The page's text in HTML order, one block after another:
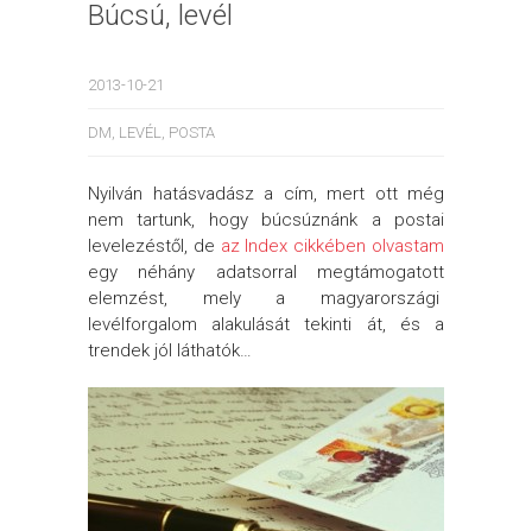
Búcsú, levél
2013-10-21
DM LEVÉL POSTA
Nyilván hatásvadász a cím, mert ott még
nem tartunk, hogy búcsúznánk a postai
levelezéstől, de az Index cikkében olvastam
egy néhány adatsorral megtámogatott
elemzést, mely a magyarországi
levélforgalom alakulását tekinti át, és a
trendek jól láthatók…